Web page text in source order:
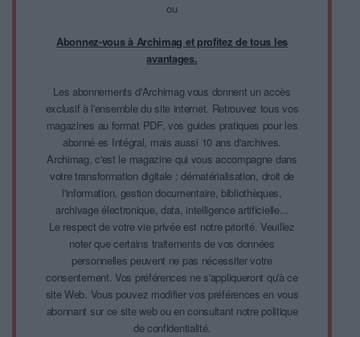
ou
Abonnez-vous à Archimag et profitez de tous les
avantages.
Les abonnements d'Archimag vous donnent un accès
exclusif à l'ensemble du site internet. Retrouvez tous vos
magazines au format PDF, vos guides pratiques pour les
abonné·es Intégral, mais aussi 10 ans d'archives.
Archimag, c'est le magazine qui vous accompagne dans
votre transformation digitale : dématérialisation, droit de
l'information, gestion documentaire, bibliothèques,
archivage électronique, data, intelligence artificielle...
Le respect de votre vie privée est notre priorité. Veuillez
noter que certains traitements de vos données
personnelles peuvent ne pas nécessiter votre
consentement. Vos préférences ne s'appliqueront qu'à ce
site Web. Vous pouvez modifier vos préférences en vous
abonnant sur ce site web ou en consultant notre politique
de confidentialité.